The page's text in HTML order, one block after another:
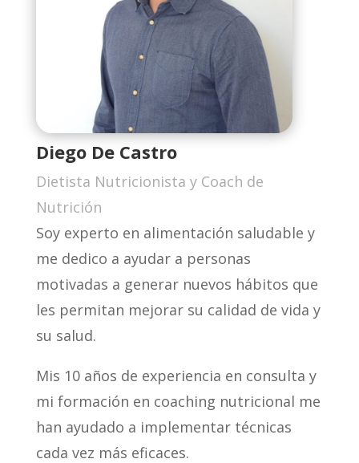
Diego De Castro
Dietista Nutricionista y Coach de
Nutrición
Soy experto en alimentación saludable y
me dedico a ayudar a personas
motivadas a generar nuevos hábitos que
les permitan mejorar su calidad de vida y
su salud.
Mis 10 años de experiencia en consulta y
mi formación en coaching nutricional me
han ayudado a implementar técnicas
cada vez más eficaces.